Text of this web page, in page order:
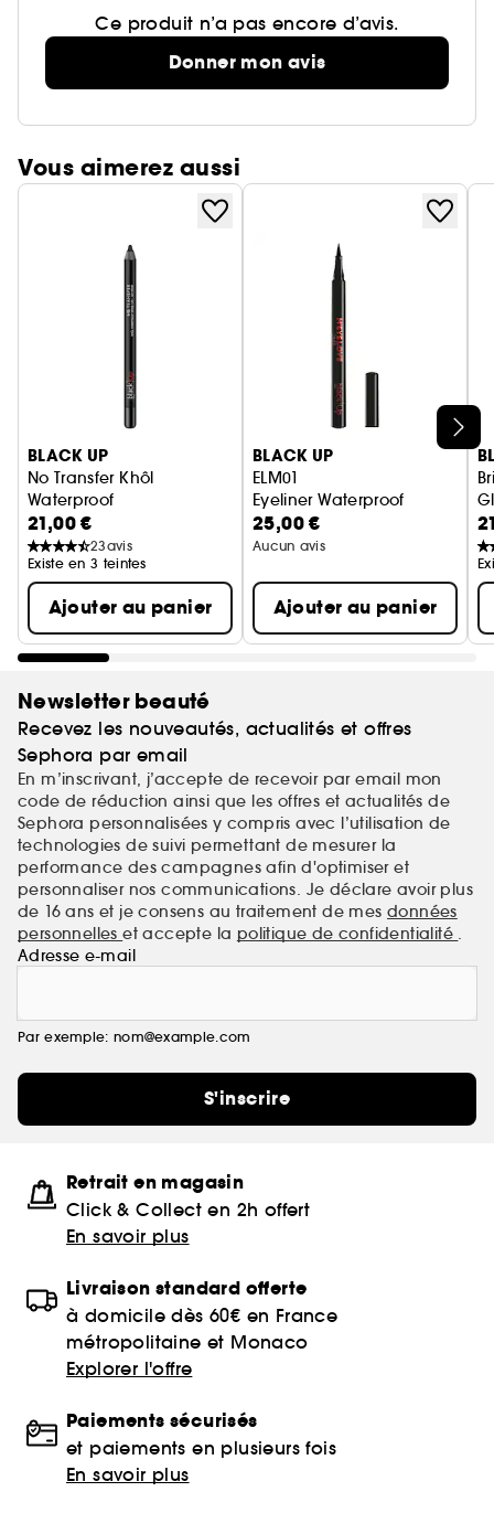
Ce produit n’a pas encore d’avis.
Donner mon avis
Vous aimerez aussi
Ignorer le carrousel produits
BLACK UP
No Transfer Khôl
Waterproof
Crayon Khôl
21,00 €
23avis
Existe en 3 teintes
Ajouter au panier
BLACK UP
ELM01
Eyeliner Waterproof
25,00 €
Aucun avis
Ajouter au panier
Newsletter beauté
Recevez les nouveautés, actualités et offres
Sephora par email
En m’inscrivant, j’accepte de recevoir par email mon
code de réduction ainsi que les offres et actualités de
Sephora personnalisées y compris avec l’utilisation de
technologies de suivi permettant de mesurer la
performance des campagnes afin d'optimiser et
personnaliser nos communications. Je déclare avoir plus
de 16 ans et je consens au traitement de mes données
personnelleset accepte la politique de confidentialité .
Adresse e-mail
Par exemple: nom@example.com
S'inscrire
Retrait en magasin
Click & Collect en 2h offert
En savoir plus
Livraison standard offerte
à domicile dès 60€ en France
métropolitaine et Monaco
Explorer l'offre
Paiements sécurisés
et paiements en plusieurs fois
En savoir plus